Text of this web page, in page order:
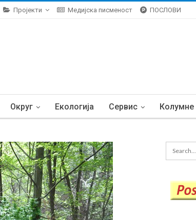
Пројекти Медијска писменост ПОСЛОВИ
Округ Екологија Сервис Колумне